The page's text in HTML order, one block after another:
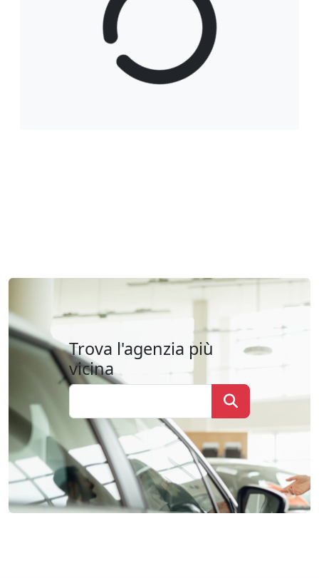
Trova l'agenzia più
vicina